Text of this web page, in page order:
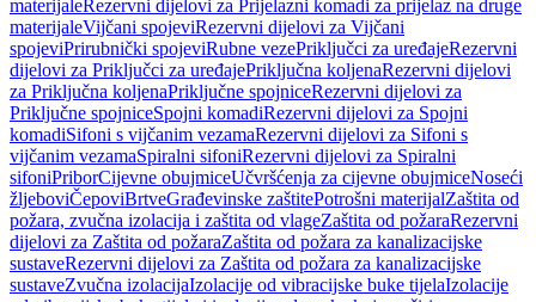
materijaleRezervni dijelovi za Prijelazni komadi za prijelaz na druge
materijaleVijčani spojeviRezervni dijelovi za Vijčani
spojeviPrirubnički spojeviRubne vezePriključci za uređajeRezervni
dijelovi za Priključci za uređajePriključna koljenaRezervni dijelovi
za Priključna koljenaPriključne spojniceRezervni dijelovi za
Priključne spojniceSpojni komadiRezervni dijelovi za Spojni
komadiSifoni s vijčanim vezamaRezervni dijelovi za Sifoni s
vijčanim vezamaSpiralni sifoniRezervni dijelovi za Spiralni
sifoniPriborCijevne obujmiceUčvršćenja za cijevne obujmiceNoseći
žljeboviČepoviBrtveGrađevinske zaštitePotrošni materijalZaštita od
požara, zvučna izolacija i zaštita od vlageZaštita od požaraRezervni
dijelovi za Zaštita od požaraZaštita od požara za kanalizacijske
sustaveRezervni dijelovi za Zaštita od požara za kanalizacijske
sustaveZvučna izolacijaIzolacije od vibracijske buke tijelaIzolacije